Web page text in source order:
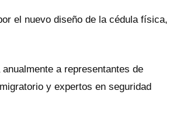
el nuevo diseño de la cédula física,
a representantes de
y expertos en seguridad